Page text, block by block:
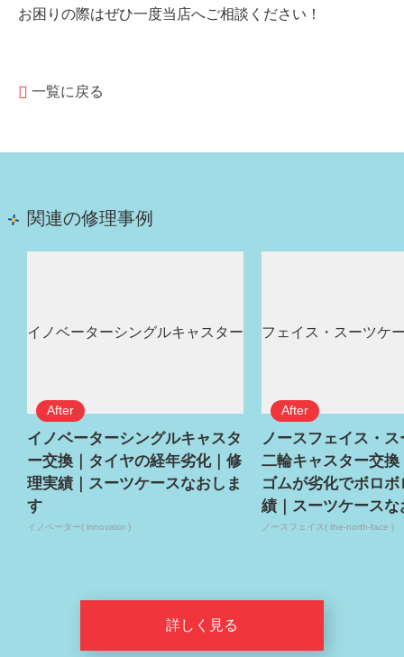
お困りの際はぜひ一度当店へご相談ください！
一覧に戻る
関連の修理事例
イノベーターシングルキャスタ
ー交換｜タイヤの経年劣化｜修
理実績｜スーツケースなおしま
す
イノベーター( innovator )
ノースフェイス・
二輪キャスター交換
ゴムが劣化でボロ
績｜スーツケースな
ノースフェイス( the-north-face )
詳しく見る